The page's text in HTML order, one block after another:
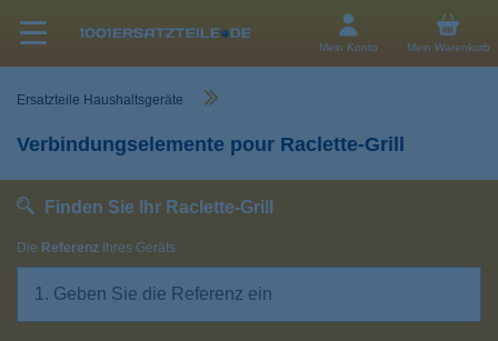
Mein Konto Mein Warenkorb
Ersatzteile Haushaltsgeräte
Verbindungselemente pour Raclette-Grill
Finden Sie Ihr Raclette-Grill
Die Referenz Ihres Geräts